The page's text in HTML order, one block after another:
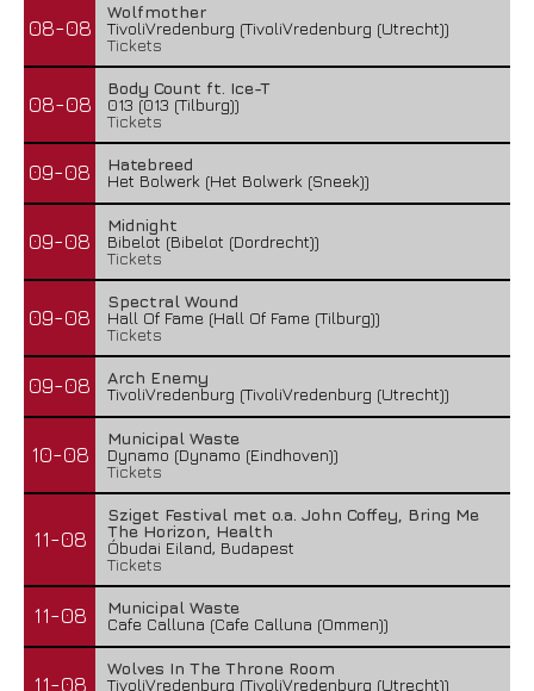
08-08
Wolfmother
TivoliVredenburg (TivoliVredenburg (Utrecht))
Tickets
08-08
Body Count ft. Ice-T
013 (013 (Tilburg))
Tickets
09-08
Hatebreed
Het Bolwerk (Het Bolwerk (Sneek))
09-08
Midnight
Bibelot (Bibelot (Dordrecht))
Tickets
09-08
Spectral Wound
Hall Of Fame (Hall Of Fame (Tilburg))
Tickets
09-08
Arch Enemy
TivoliVredenburg (TivoliVredenburg (Utrecht))
10-08
Municipal Waste
Dynamo (Dynamo (Eindhoven))
Tickets
11-08
Sziget Festival met o.a. John Coffey, Bring Me
The Horizon, Health
Óbudai Eiland, Budapest
Tickets
11-08
Municipal Waste
Cafe Calluna (Cafe Calluna (Ommen))
11-08
Wolves In The Throne Room
TivoliVredenburg (TivoliVredenburg (Utrecht))